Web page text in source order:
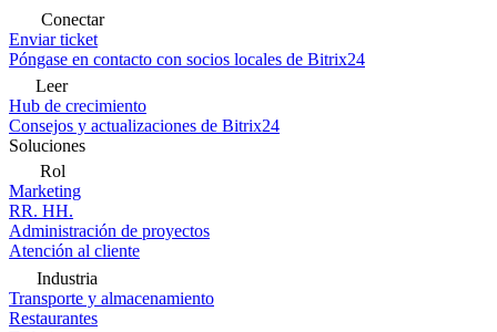
Conectar
Enviar ticket
Póngase en contacto con socios locales de Bitrix24
Leer
Hub de crecimiento
Consejos y actualizaciones de Bitrix24
Soluciones
Rol
Marketing
RR. HH.
Administración de proyectos
Atención al cliente
Industria
Transporte y almacenamiento
Restaurantes